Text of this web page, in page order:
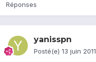
Réponses
yanisspn
Posté(e) 13 juin 2011